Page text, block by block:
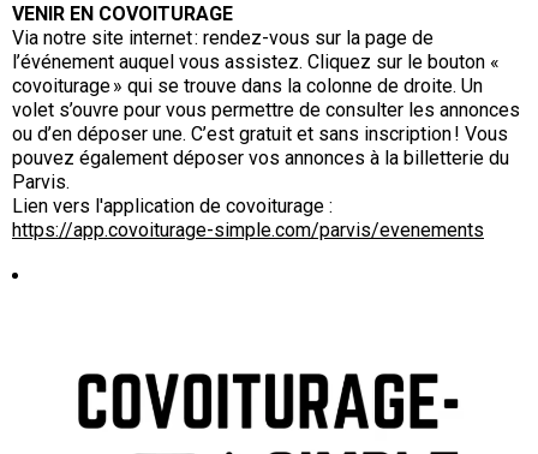
VENIR EN COVOITURAGE
Via notre site internet : rendez-vous sur la page de
l’événement auquel vous assistez. Cliquez sur le bouton «
covoiturage » qui se trouve dans la colonne de droite. Un
volet s’ouvre pour vous permettre de consulter les annonces
ou d’en déposer une. C’est gratuit et sans inscription ! Vous
pouvez également déposer vos annonces à la billetterie du
Parvis.
Lien vers l'application de covoiturage :
https://app.covoiturage-simple.com/parvis/evenements